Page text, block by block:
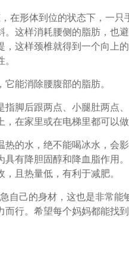
形体到位的状态下，一只
这样消耗腰侧的脂肪，也
这样颈椎就得到一个向上
能消除腰腹部的脂肪。
脚后跟两点、小腿肚两点
在家里或在电梯里都可以做
的水，绝不能喝冰水，会
有降胆固醇和降血脂作用
且热量低，有利于减肥。
己的身材，这也是非常能
行。希望每个妈妈都能找